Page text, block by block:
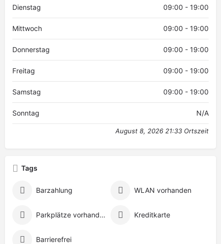
Dienstag 09:00 - 19:00
Mittwoch 09:00 - 19:00
Donnerstag 09:00 - 19:00
Freitag 09:00 - 19:00
Samstag 09:00 - 19:00
Sonntag N/A
August 8, 2026 21:33 Ortszeit
Tags
Barzahlung WLAN vorhanden
Parkplätze vorhanden Kreditkarte
Barrierefrei